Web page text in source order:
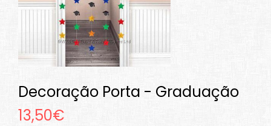
Decoração Porta - Graduação
13,50€